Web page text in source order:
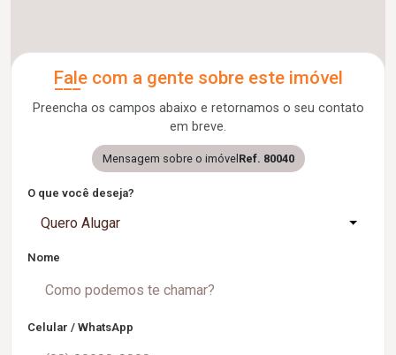
Fale com a gente sobre este imóvel
Preencha os campos abaixo e retornamos o seu contato
em breve.
Mensagem sobre o imóvelRef. 80040
O que você deseja?
Quero Alugar
Nome
Celular / WhatsApp